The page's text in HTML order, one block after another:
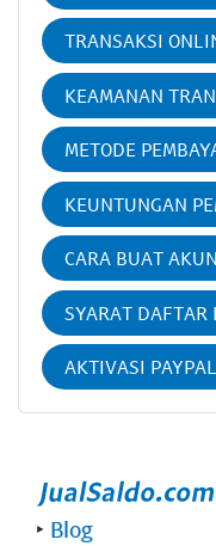
TRANSAKSI
KEAMANAN
METODE
KEUNTUNGAN
CARA BUAT
SYARAT DAFTAR
AKTIVASI
‣ Blog